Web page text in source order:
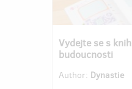
Vydejte se s
budoucnosti
Author: Dynastie